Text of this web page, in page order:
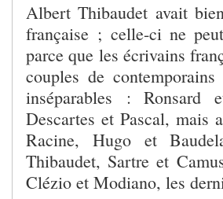
Albert Thibaudet avait
française ; celle-ci ne
parce que les écrivains
couples de
inséparables : Ronsard
Descartes et Pascal, mais
Racine, Hugo et
Thibaudet, Sartre et
Clézio et Modiano, les